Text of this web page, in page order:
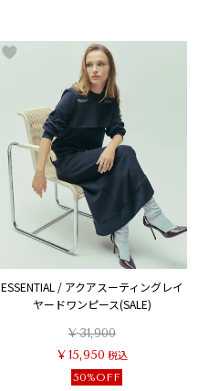
ESSENTIAL / アクアスーティングレイ
ヤードワンピース(SALE)
¥31,900
¥ 15,950 税込
50%OFF